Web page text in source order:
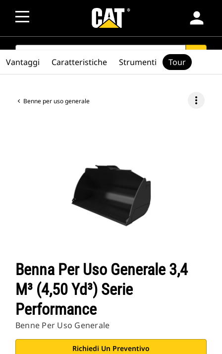
person
SEARCH search
Benne per uso generale more_vert
Benna Per Uso Generale 3,4
M³ (4,50 Yd³) Serie
Performance
Benne Per Uso Generale
Richiedi Un Preventivo
Vantaggi Caratteristiche Strumenti Tour